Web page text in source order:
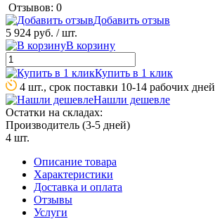
Отзывов: 0
Добавить отзыв
5 924 руб. / шт.
В корзину
Купить в 1 клик
4 шт., срок поставки 10-14 рабочих дней
Нашли дешевле
Остатки на складах:
Производитель (3-5 дней)
4 шт.
Описание товара
Характеристики
Доставка и оплата
Отзывы
Услуги